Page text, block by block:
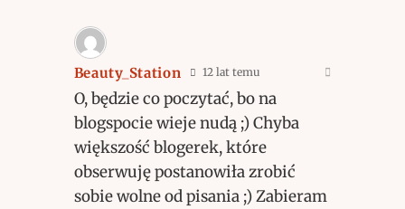
Beauty_Station 12 lat temu
O, będzie co poczytać, bo na
blogspocie wieje nudą ;) Chyba
większość blogerek, które
obserwuję postanowiła zrobić
sobie wolne od pisania ;) Zabieram